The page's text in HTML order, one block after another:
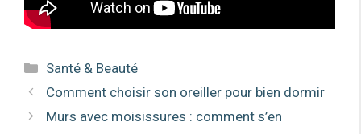
Catégories
Santé & Beauté
Comment choisir son oreiller pour bien dormir
Murs avec moisissures : comment s’en